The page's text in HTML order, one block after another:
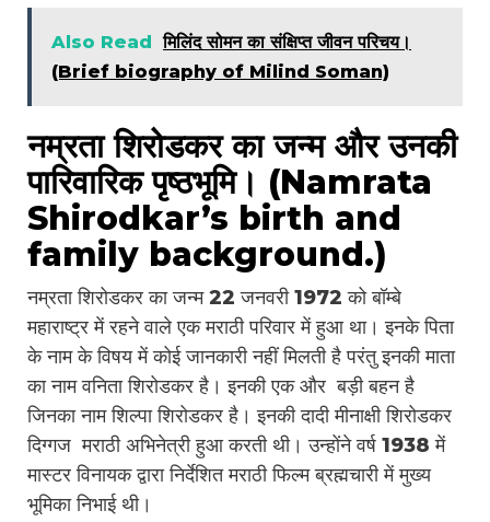
Also Read
मिलिंद सोमन का संक्षिप्त जीवन परिचय।
(Brief biography of Milind Soman)
नम्रता शिरोडकर का जन्म और उनकी
पारिवारिक पृष्ठभूमि। (Namrata
Shirodkar’s birth and
family background.)
नम्रता शिरोडकर का जन्म 22 जनवरी 1972 को बॉम्बे
महाराष्ट्र में रहने वाले एक मराठी परिवार में हुआ था। इनके पिता
के नाम के विषय में कोई जानकारी नहीं मिलती है परंतु इनकी माता
का नाम वनिता शिरोडकर है। इनकी एक और बड़ी बहन है
जिनका नाम शिल्पा शिरोडकर है। इनकी दादी मीनाक्षी शिरोडकर
दिग्गज मराठी अभिनेत्री हुआ करती थी। उन्होंने वर्ष 1938 में
मास्टर विनायक द्वारा निर्देशित मराठी फिल्म ब्रह्मचारी में मुख्य
भूमिका निभाई थी।